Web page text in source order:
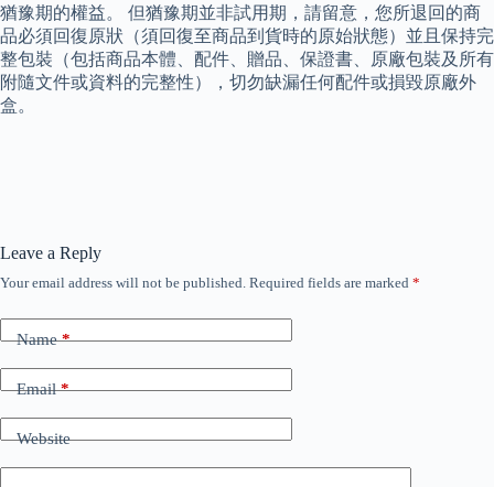
猶豫期的權益。 但猶豫期並非試用期，請留意，您所退回的商
品必須回復原狀（須回復至商品到貨時的原始狀態）並且保持完
整包裝（包括商品本體、配件、贈品、保證書、原廠包裝及所有
附隨文件或資料的完整性），切勿缺漏任何配件或損毀原廠外
盒。
Leave a Reply
Your email address will not be published. Required fields are marked *
Name*
Email*
Website